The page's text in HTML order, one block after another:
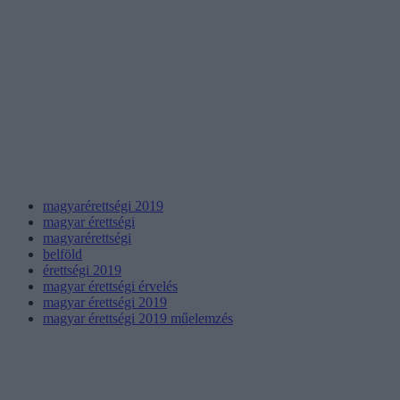
magyarérettségi 2019
magyar érettségi
magyarérettségi
belföld
érettségi 2019
magyar érettségi érvelés
magyar érettségi 2019
magyar érettségi 2019 műelemzés